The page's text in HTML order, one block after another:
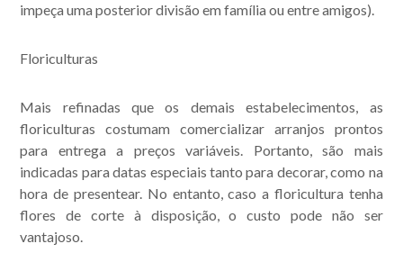
impeça uma posterior divisão em família ou entre amigos).
Floriculturas
Mais refinadas que os demais estabelecimentos, as
floriculturas costumam comercializar arranjos prontos
para entrega a preços variáveis. Portanto, são mais
indicadas para datas especiais tanto para decorar, como na
hora de presentear. No entanto, caso a floricultura tenha
flores de corte à disposição, o custo pode não ser
vantajoso.